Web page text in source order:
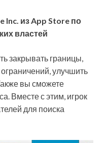
Inc. из App Store по
властей
закрывать границы,
улучшить
вы сможете
Вместе с этим, игрок
для поиска